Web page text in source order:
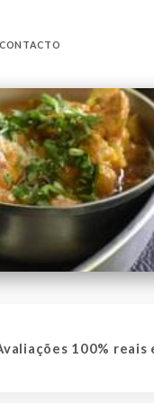
CONTACTO
100% reais